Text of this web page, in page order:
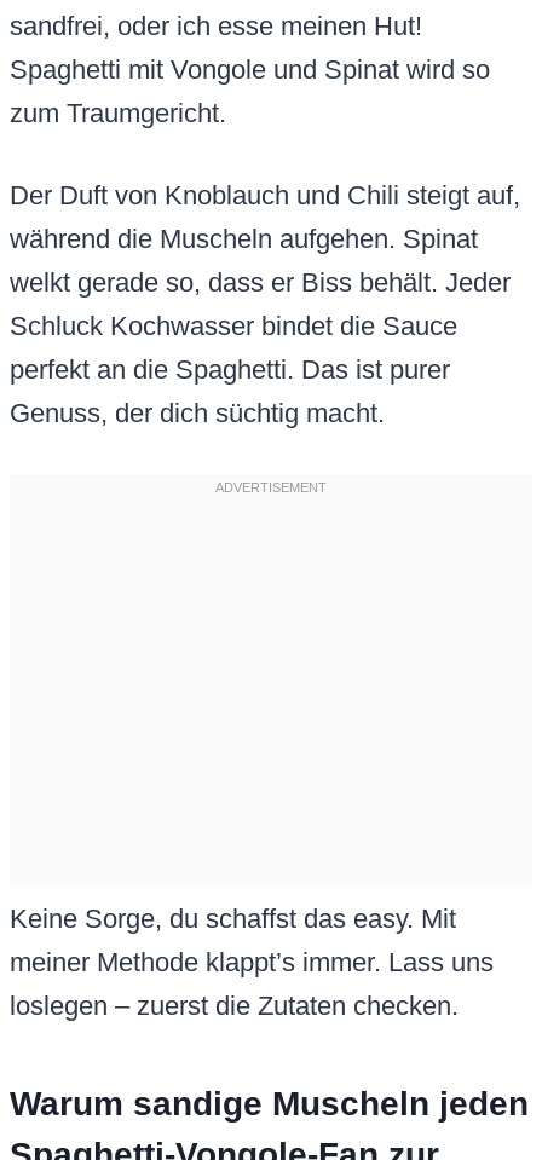
sandfrei, oder ich esse meinen Hut!
Spaghetti mit Vongole und Spinat wird so
zum Traumgericht.
Der Duft von Knoblauch und Chili steigt auf,
während die Muscheln aufgehen. Spinat
welkt gerade so, dass er Biss behält. Jeder
Schluck Kochwasser bindet die Sauce
perfekt an die Spaghetti. Das ist purer
Genuss, der dich süchtig macht.
Keine Sorge, du schaffst das easy. Mit
meiner Methode klappt’s immer. Lass uns
loslegen – zuerst die Zutaten checken.
Warum sandige Muscheln jeden